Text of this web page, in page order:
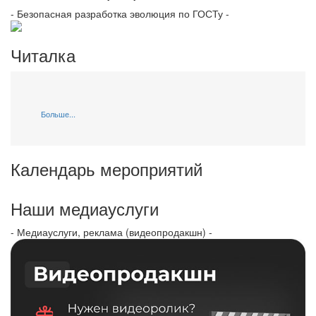
- Безопасная разработка эволюция по ГОСТу -
Читалка
Больше...
Календарь мероприятий
Наши медиауслуги
- Медиауслуги, реклама (видеопродакшн) -